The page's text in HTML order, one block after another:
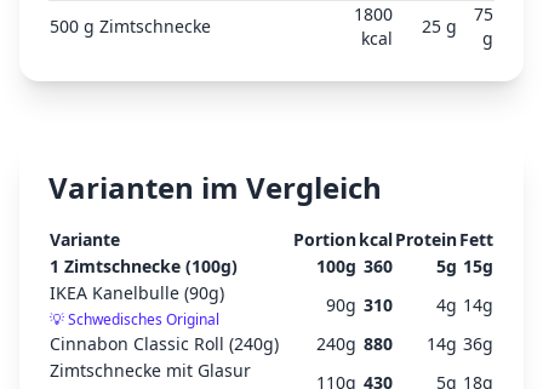
500 g Zimtschnecke
1800
kcal
25 g
75
g
Varianten im Vergleich
Variante PortionkcalProteinFett
1 Zimtschnecke (100g)
100g 360 5g 15g
IKEA Kanelbulle (90g)
💡Schwedisches Original
90g 310 4g 14g
Cinnabon Classic Roll (240g)
240g 880 14g 36g
Zimtschnecke mit Glasur
110g 430 5g 18g